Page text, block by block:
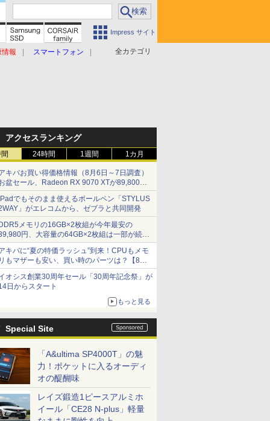
Impress サイト
全カテゴリ
情報 スマートフォン
アクセスランキング
24時間 1週間 1カ月
キバお買い得価格情報（8月6日～7日調査）
盆セール、Radeon RX 9070 XTが89,800
、水平周波数24.8kHz対応の17型モニターが
円、暑さ指数連動セール ほか
でもそのまま使えるボールペン「STYLUS
」がエレコムから、ゼブラと共同開発
メモリの16GB×2枚組が今年最安の
円、大容量の64GB×2枚組は一部が続騰
月前半のメモリ価格]
キバに“夏の特価ラッシュ”到来！CPUもメモ
もマザーも安い、買い時のパーツは？【8月7
(金)22時配信】
オシス創業30周年セール「30周年記念祭」が
日からスタート
もっと見る
Special Site
「A&ultima SP4000T」の魅
力！ポケットに入るオーディ
オの醍醐味
レイズ鍛造1ピースアルミホ
イール「CE28 N-plus」軽量